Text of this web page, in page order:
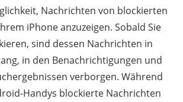
Nachrichten von blockierten
iPhone anzuzeigen. Sobald Sie
sind dessen Nachrichten in
in den Benachrichtigungen und
verborgen. Während
Handys blockierte Nachrichten